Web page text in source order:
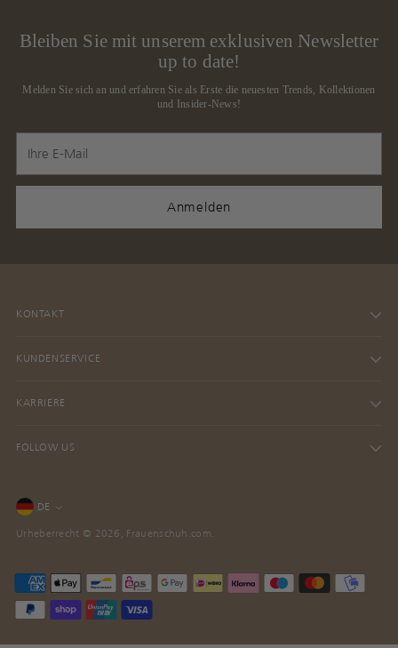
Bleiben Sie mit unserem exklusiven Newsletter
up to date!
Melden Sie sich an und erfahren Sie als Erste die neuesten Trends, Kollektionen
und Insider-News!
Mail
Anmelden
KONTAKT
KUNDENSERVICE
KARRIERE
FOLLOW US
Sprache
DE
Urheberrecht © 2026, Frauenschuh.com.